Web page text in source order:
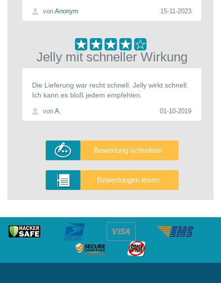
von Anonym 15-11-2023
Jelly mit schneller Wirkung
Die Lieferung war recht schnell. Jelly wirkt schnell.
Ich kann es bloß jedem empfehlen.
von A. 01-10-2019
Bewertung schreiben
Bewertungen lesen